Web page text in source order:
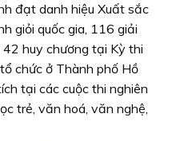
đạt danh hiệu Xuất sắc
giỏi quốc gia, 116 giải
huy chương tại Kỳ thi
chức ở Thành phố Hồ
tại các cuộc thi nghiên
trẻ, văn hoá, văn nghệ,